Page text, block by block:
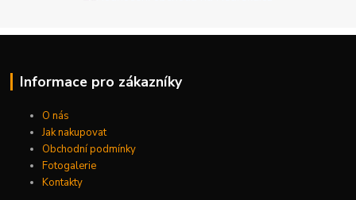
Informace pro zákazníky
O nás
Jak nakupovat
Obchodní podmínky
Fotogalerie
Kontakty